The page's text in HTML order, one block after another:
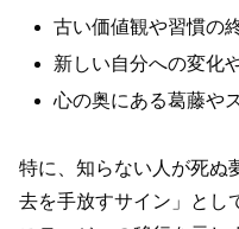
古い価値観や習慣の
新しい自分への変化
心の奥にある葛藤や
特に、知らない人が死ぬ
去を手放すサイン」とし